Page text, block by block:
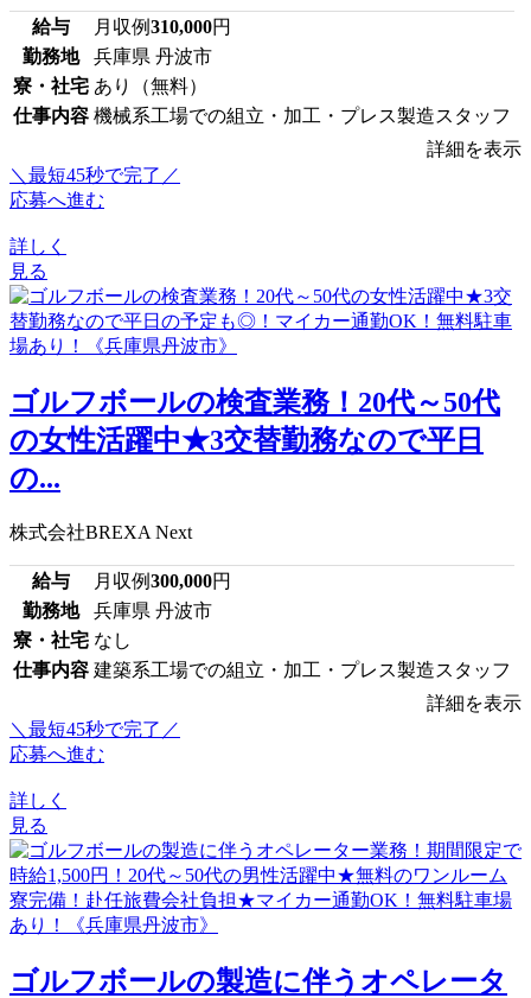
給与 月収例310,000円
勤務地
兵庫県 丹波市
寮・社宅 あり（無料）
仕事内容 機械系工場での組立・加工・プレス製造スタッフ
詳細を表示
＼最短45秒で完了／
応募へ進む
詳しく
見る
ゴルフボールの検査業務！20代～50代
の女性活躍中★3交替勤務なので平日
の...
株式会社BREXA Next
給与 月収例300,000円
勤務地
兵庫県 丹波市
寮・社宅 なし
仕事内容 建築系工場での組立・加工・プレス製造スタッフ
詳細を表示
＼最短45秒で完了／
応募へ進む
詳しく
見る
ゴルフボールの製造に伴うオペレータ